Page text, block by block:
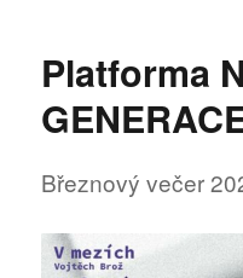
Platforma
Březnový večer